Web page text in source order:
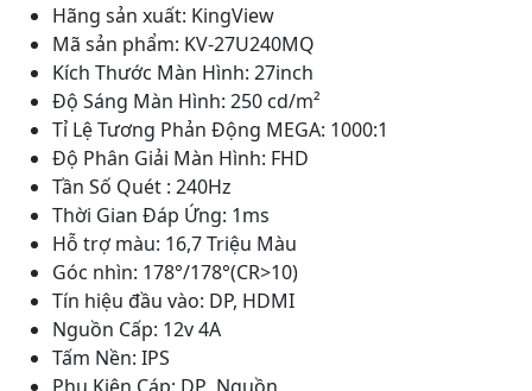
Hãng sản xuất: KingView
Mã sản phẩm: KV-27U240MQ
Kích Thước Màn Hình: 27inch
Độ Sáng Màn Hình: 250 cd/m²
Tỉ Lệ Tương Phản Động MEGA: 1000:1
Độ Phân Giải Màn Hình: FHD
Tần Số Quét : 240Hz
Thời Gian Đáp Ứng: 1ms
Hỗ trợ màu: 16,7 Triệu Màu
Góc nhìn: 178°/178°(CR>10)
Tín hiệu đầu vào: DP, HDMI
Nguồn Cấp: 12v 4A
Tấm Nền: IPS